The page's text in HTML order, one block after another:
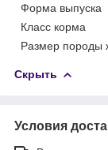
Форма выпуска
Класс корма
Размер породы
Скрыть
Условия